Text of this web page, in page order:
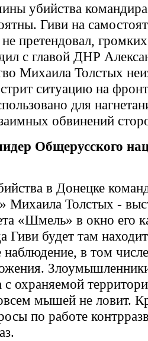
убийства командира
Гиви на
претендовал,
с главой ДНР
Михаила Толстых
ситуацию на
для
обвинений
Общерусского
в Донецке
Михаила Толстых -
«Шмель» в окно его
Гиви будет там
в том
с охраняемой
мышей не ловит.
по работе